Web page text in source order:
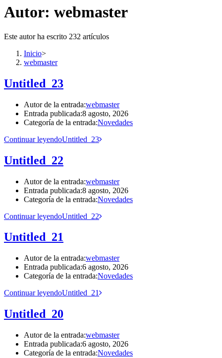
Autor: webmaster
Este autor ha escrito 232 artículos
Inicio>
webmaster
Untitled_23
Autor de la entrada:webmaster
Entrada publicada:8 agosto, 2026
Categoría de la entrada:Novedades
Continuar leyendoUntitled_23
Untitled_22
Autor de la entrada:webmaster
Entrada publicada:8 agosto, 2026
Categoría de la entrada:Novedades
Continuar leyendoUntitled_22
Untitled_21
Autor de la entrada:webmaster
Entrada publicada:6 agosto, 2026
Categoría de la entrada:Novedades
Continuar leyendoUntitled_21
Untitled_20
Autor de la entrada:webmaster
Entrada publicada:6 agosto, 2026
Categoría de la entrada:Novedades